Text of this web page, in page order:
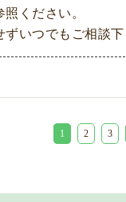
ください。
いつでもご相談下
1 2 3